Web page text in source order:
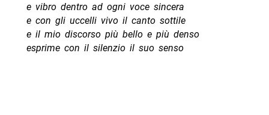
e vibro dentro ad ogni voce sincera
e con gli uccelli vivo il canto sottile
e il mio discorso più bello e più denso
esprime con il silenzio il suo senso